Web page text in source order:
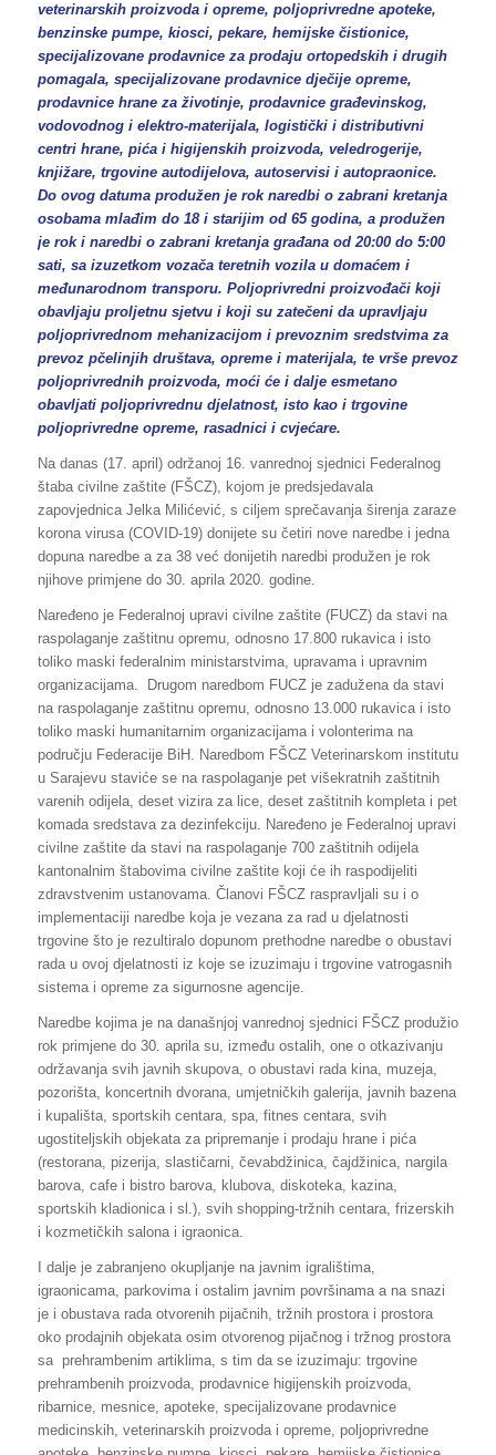
veterinarskih proizvoda i opreme, poljoprivredne apoteke,
benzinske pumpe, kiosci, pekare, hemijske čistionice,
specijalizovane prodavnice za prodaju ortopedskih i drugih
pomagala, specijalizovane prodavnice dječije opreme,
prodavnice hrane za životinje, prodavnice građevinskog,
vodovodnog i elektro-materijala, logistički i distributivni
centri hrane, pića i higijenskih proizvoda, veledrogerije,
knjižare, trgovine autodijelova, autoservisi i autopraonice.
Do ovog datuma produžen je rok naredbi o zabrani kretanja
osobama mlađim do 18 i starijim od 65 godina, a produžen
je rok i naredbi o zabrani kretanja građana od 20:00 do 5:00
sati, sa izuzetkom vozača teretnih vozila u domaćem i
međunarodnom transporu. Poljoprivredni proizvođači koji
obavljaju proljetnu sjetvu i koji su zatečeni da upravljaju
poljoprivrednom mehanizacijom i prevoznim sredstvima za
prevoz pčelinjih društava, opreme i materijala, te vrše prevoz
poljoprivrednih proizvoda, moći će i dalje esmetano
obavljati poljoprivrednu djelatnost, isto kao i trgovine
poljoprivredne opreme, rasadnici i cvjećare.
Na danas (17. april) održanoj 16. vanrednoj sjednici Federalnog
štaba civilne zaštite (FŠCZ), kojom je predsjedavala
zapovjednica Jelka Milićević, s ciljem sprečavanja širenja zaraze
korona virusa (COVID-19) donijete su četiri nove naredbe i jedna
dopuna naredbe a za 38 već donijetih naredbi produžen je rok
njihove primjene do 30. aprila 2020. godine.
Naređeno je Federalnoj upravi civilne zaštite (FUCZ) da stavi na
raspolaganje zaštitnu opremu, odnosno 17.800 rukavica i isto
toliko maski federalnim ministarstvima, upravama i upravnim
organizacijama. Drugom naredbom FUCZ je zadužena da stavi
na raspolaganje zaštitnu opremu, odnosno 13.000 rukavica i isto
toliko maski humanitarnim organizacijama i volonterima na
području Federacije BiH. Naredbom FŠCZ Veterinarskom institutu
u Sarajevu staviće se na raspolaganje pet višekratnih zaštitnih
varenih odijela, deset vizira za lice, deset zaštitnih kompleta i pet
komada sredstava za dezinfekciju. Naređeno je Federalnoj upravi
civilne zaštite da stavi na raspolaganje 700 zaštitnih odijela
kantonalnim štabovima civilne zaštite koji će ih raspodijeliti
zdravstvenim ustanovama. Članovi FŠCZ raspravljali su i o
implementaciji naredbe koja je vezana za rad u djelatnosti
trgovine što je rezultiralo dopunom prethodne naredbe o obustavi
rada u ovoj djelatnosti iz koje se izuzimaju i trgovine vatrogasnih
sistema i opreme za sigurnosne agencije.
Naredbe kojima je na današnjoj vanrednoj sjednici FŠCZ produžio
rok primjene do 30. aprila su, između ostalih, one o otkazivanju
održavanja svih javnih skupova, o obustavi rada kina, muzeja,
pozorišta, koncertnih dvorana, umjetničkih galerija, javnih bazena
i kupališta, sportskih centara, spa, fitnes centara, svih
ugostiteljskih objekata za pripremanje i prodaju hrane i pića
(restorana, pizerija, slastičarni, čevabdžinica, čajdžinica, nargila
barova, cafe i bistro barova, klubova, diskoteka, kazina,
sportskih kladionica i sl.), svih shopping-tržnih centara, frizerskih
i kozmetičkih salona i igraonica.
I dalje je zabranjeno okupljanje na javnim igralištima,
igraonicama, parkovima i ostalim javnim površinama a na snazi
je i obustava rada otvorenih pijačnih, tržnih prostora i prostora
oko prodajnih objekata osim otvorenog pijačnog i tržnog prostora
sa prehrambenim artiklima, s tim da se izuzimaju: trgovine
prehrambenih proizvoda, prodavnice higijenskih proizvoda,
ribarnice, mesnice, apoteke, specijalizovane prodavnice
medicinskih, veterinarskih proizvoda i opreme, poljoprivredne